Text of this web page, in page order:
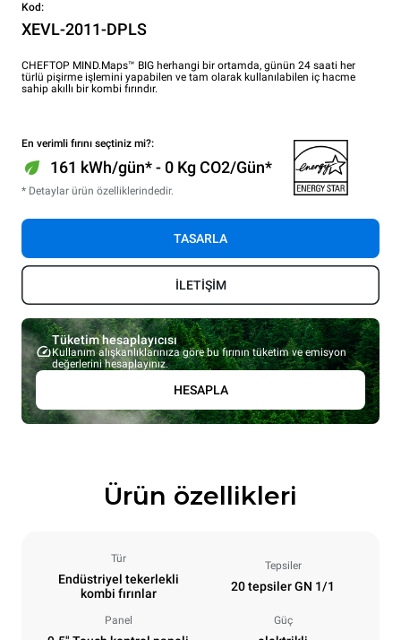
Kod:
XEVL-2011-DPLS
CHEFTOP MIND.Maps™ BIG herhangi bir ortamda, günün 24 saati her
türlü pişirme işlemini yapabilen ve tam olarak kullanılabilen iç hacme
sahip akıllı bir kombi fırındır.
En verimli fırını seçtiniz mi?:
161 kWh/gün* - 0 Kg CO2/Gün*
* Detaylar ürün özelliklerindedir.
TASARLA
İLETİŞİM
Tüketim hesaplayıcısı
Kullanım alışkanlıklarınıza göre bu fırının tüketim ve emisyon
değerlerini hesaplayınız.
HESAPLA
Ürün özellikleri
Tür
Endüstriyel tekerlekli
kombi fırınlar
Tepsiler
20 tepsiler GN 1/1
Panel Güç